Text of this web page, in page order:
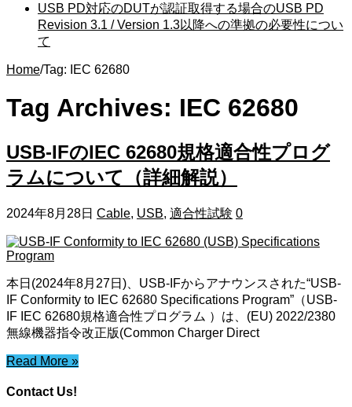
USB PD対応のDUTが認証取得する場合のUSB PD
Revision 3.1 / Version 1.3以降への準拠の必要性につい
て
Home/Tag: IEC 62680
Tag Archives: IEC 62680
USB-IFのIEC 62680規格適合性プログ
ラムについて（詳細解説）
2024年8月28日 Cable, USB, 適合性試験 0
本日(2024年8月27日)、USB-IFからアナウンスされた“USB-
IF Conformity to IEC 62680 Specifications Program”（USB-
IF IEC 62680規格適合性プログラム ）は、(EU) 2022/2380
無線機器指令改正版(Common Charger Direct
Read More »
Contact Us!